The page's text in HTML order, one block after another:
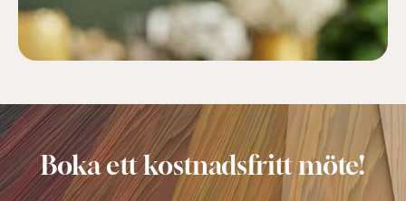
Boka ett kostnadsfritt möte!